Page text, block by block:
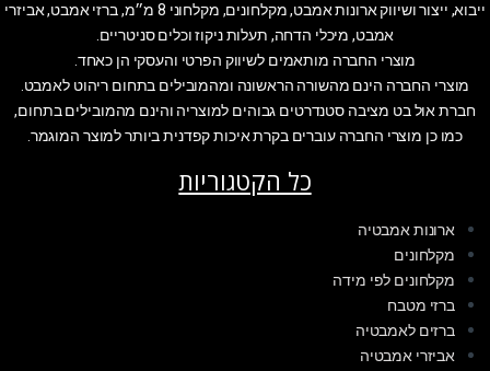
ייבוא, ייצור ושיווק ארונות אמבט, מקלחונים, מקלחוני 8 מ״מ, ברזי אמבט, אביזרי
אמבט, מיכלי הדחה, תעלות ניקוז וכלים סניטריים.
מוצרי החברה מותאמים לשיווק הפרטי והעסקי הן כאחד.
מוצרי החברה הינם מהשורה הראשונה ומהמובילים בתחום ריהוט לאמבט.
חברת אול בט מציבה סטנדרטים גבוהים למוצריה והינם מהמובילים בתחום,
כמו כן מוצרי החברה עוברים בקרת איכות קפדנית ביותר למוצר המוגמר.
כל הקטגוריות
ארונות אמבטיה
מקלחונים
מקלחונים לפי מידה
ברזי מטבח
ברזים לאמבטיה
אביזרי אמבטיה